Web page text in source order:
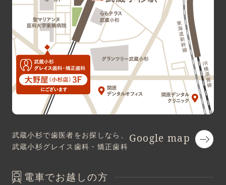
Google map
武蔵小杉で歯医者をお探しなら、
武蔵小杉グレイス歯科・矯正歯科
電車でお越しの方